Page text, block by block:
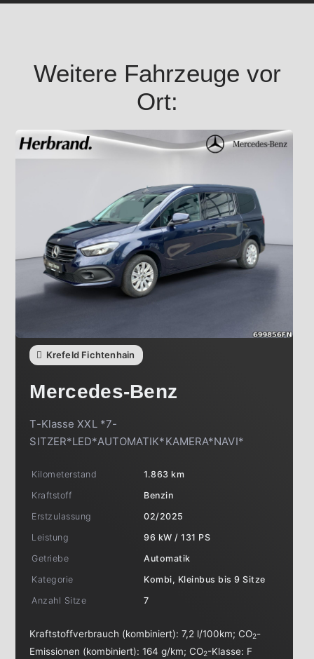
Weitere Fahrzeuge vor
Ort:
Krefeld Fichtenhain
Mercedes-Benz
T-Klasse XXL *7-
SITZER*LED*AUTOMATIK*KAMERA*NAVI*
Kilometerstand
1.863 km
Kraftstoff
Benzin
Erstzulassung
02/2025
Leistung
96 kW / 131 PS
Getriebe
Automatik
Kategorie
Kombi, Kleinbus bis 9 Sitze
Anzahl Sitze
7
Kraftstoffverbrauch (kombiniert):7,2 l/100km;CO2-
Emissionen (kombiniert):164 g/km;CO2-Klasse: F